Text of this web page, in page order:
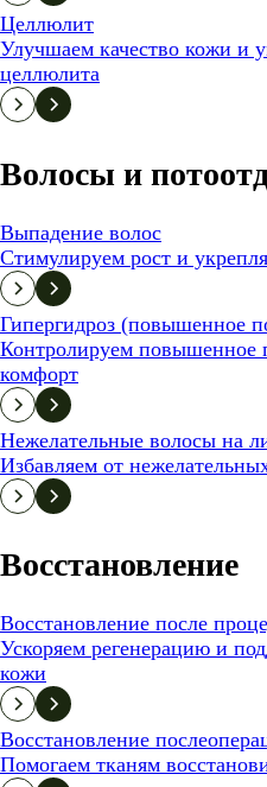
Целлюлит
Улучшаем качество кожи и
целлюлита
Волосы и
Выпадение волос
Стимулируем рост и
Гипергидроз (повышенное
Контролируем повышенное
комфорт
Нежелательные волосы на
Избавляем от
Восстановление
Восстановление после
Ускоряем регенерацию и
кожи
Восстановление
Помогаем тканям